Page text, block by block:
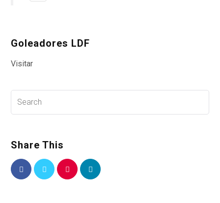
Goleadores LDF
Visitar
Share This